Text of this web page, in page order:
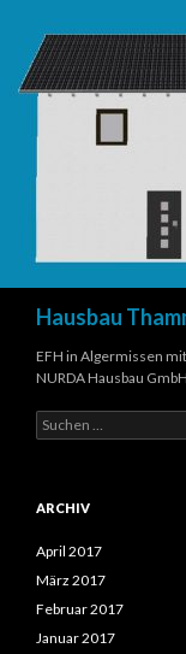
Hausbau
EFH in Algermissen mit
NURDA Hausbau GmbH
Suchen
nach:
ARCHIV
April 2017
März 2017
Februar 2017
Januar 2017